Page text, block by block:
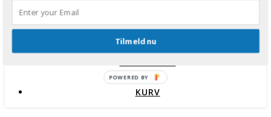
DOBBELT TORCHON
KURV
Tilmeld nu
POWERED BY